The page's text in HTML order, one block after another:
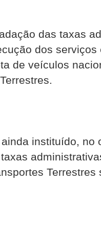
das taxas
dos serviços
de veículos
instituído, no